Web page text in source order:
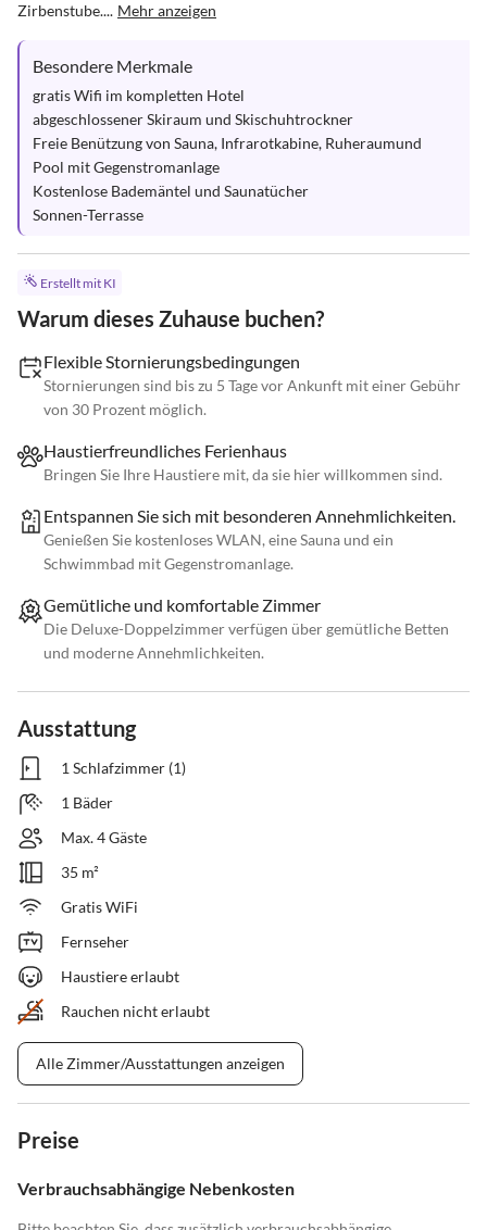
Zirbenstube.... Mehr anzeigen
Besondere Merkmale
gratis Wifi im kompletten Hotel
abgeschlossener Skiraum und Skischuhtrockner
Freie Benützung von Sauna, Infrarotkabine, Ruheraumund
Pool mit Gegenstromanlage
Kostenlose Bademäntel und Saunatücher
Sonnen-Terrasse
Erstellt mit KI
Warum dieses Zuhause buchen?
Flexible Stornierungsbedingungen
Stornierungen sind bis zu 5 Tage vor Ankunft mit einer Gebühr
von 30 Prozent möglich.
Haustierfreundliches Ferienhaus
Bringen Sie Ihre Haustiere mit, da sie hier willkommen sind.
Entspannen Sie sich mit besonderen Annehmlichkeiten.
Genießen Sie kostenloses WLAN, eine Sauna und ein
Schwimmbad mit Gegenstromanlage.
Gemütliche und komfortable Zimmer
Die Deluxe-Doppelzimmer verfügen über gemütliche Betten
und moderne Annehmlichkeiten.
Ausstattung
1 Schlafzimmer (1)
1 Bäder
Max. 4 Gäste
35 m²
Gratis WiFi
Fernseher
Haustiere erlaubt
Rauchen nicht erlaubt
Alle Zimmer/Ausstattungen anzeigen
Preise
Verbrauchsabhängige Nebenkosten